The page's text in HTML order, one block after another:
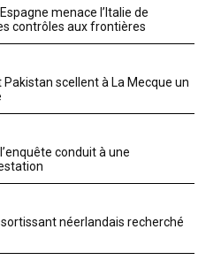
menace l’Italie de
contrôles aux frontières
scellent à La Mecque un
conduit à une
néerlandais recherché